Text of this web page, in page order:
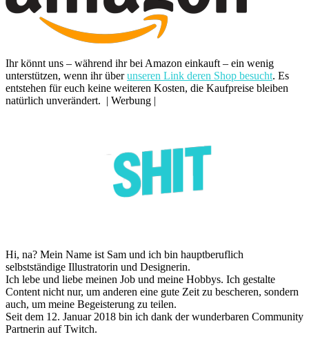
Ihr könnt uns – während ihr bei Amazon einkauft – ein wenig
unterstützen, wenn ihr überunseren Link deren Shop besucht. Es
entstehen für euch keine weiteren Kosten, die Kaufpreise bleiben
natürlich unverändert. | Werbung |
Hi, na? Mein Name ist Sam und ich bin hauptberuflich
selbstständige Illustratorin und Designerin.
Ich lebe und liebe meinen Job und meine Hobbys. Ich gestalte
Content nicht nur, um anderen eine gute Zeit zu bescheren, sondern
auch, um meine Begeisterung zu teilen.
Seit dem 12. Januar 2018 bin ich dank der wunderbaren Community
Partnerin auf Twitch.